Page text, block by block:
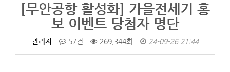
[무안공항 활성화] 가을전세기 홍
보 이벤트 당첨자 명단
관리자 57건 269,344회 24-09-26 21:44